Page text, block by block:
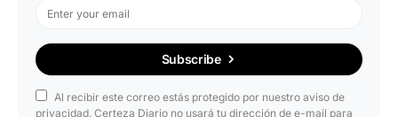
Subscribe
Al recibir este correo estás protegido por nuestro aviso de
privacidad. Certeza Diario no usará tu dirección de e-mail para